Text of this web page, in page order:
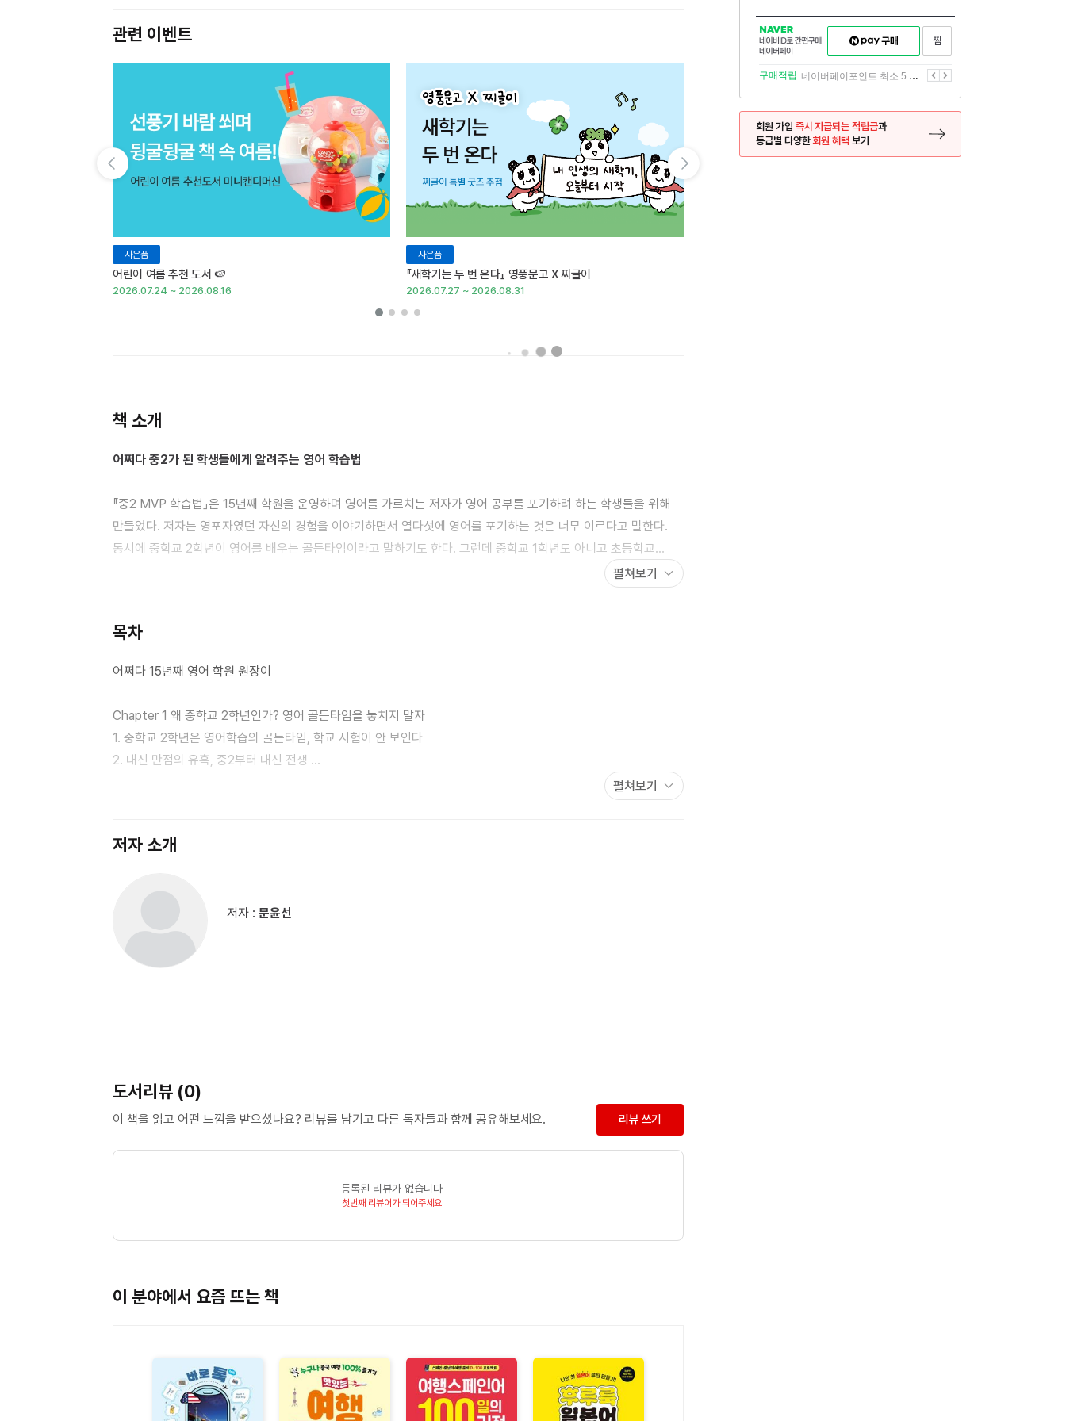
관련 이벤트
사은품
어린이 여름 추천 도서 🍉
2026.07.24 ~ 2026.08.16
사은품
『새학기는 두 번 온다』 영풍문고 X 찌글이
2026.07.27 ~ 2026.08.31
책 소개
어쩌다 중2가 된 학생들에게 알려주는 영어 학습법
『중2 MVP 학습법』은 15년째 학원을 운영하며 영어를 가르치는 저자가 영어 공부를 포기하려 하는 학생들을 위해
만들었다. 저자는 영포자였던 자신의 경험을 이야기하면서 열다섯에 영어를 포기하는 것은 너무 이르다고 말한다.
동시에 중학교 2학년이 영어를 배우는 골든타임이라고 말하기도 한다. 그런데 중학교 1학년도 아니고 초등학교
6학년도 아닌, 왜 중학교 2학년이 영어 공부의 골든타임일까? 저자가 말하는 영어 골든타임의 이유를 알아보자.
현재 초등학교는 영어 과목의 정기고사가 없고 중학교 1학년도 자유학기제이기에 학생들은 중학교 2학년이
때부터 영어학원을 다녔고, 학교 영어도 어렵지 않다고 말하는 학생들이 정작 시험을 보면 동사도 찾지 못하는
포기한다. 저자는 그런 학생들을 직접 보고 가르치며 골든타임을 놓치지 않도록, 학생들이 영어를 더 쉽게 공부할 수
있도록 MVP 학습법을 개발했다.
수 있다고 경고한다. 영어 교과서를 스스로 해석하기 힘들거나 시험에서 아쉬운 점수를 받았다면 빠른 응급처치가
펼쳐보기
목차
어쩌다 15년째 영어 학원 원장이
Chapter 1 왜 중학교 2학년인가? 영어 골든타임을 놓치지 말자
1. 중학교 2학년은 영어학습의 골든타임, 학교 시험이 안 보인다
2. 내신 만점의 유혹, 중2부터 내신 전쟁
Chapter 2 꾸준히! 그리고 높은 단계까지! 가장 빠른 영어 성공 로드맵
3. 영어 성공 프로젝트! 나만의 영어학습 로드맵
5. 당장 시험 기간이다!
4. 리얼 성적 향상 프로젝트, 영문법 문제집 정복 (1달 플랜)
5. 나만의 영문법 보물지도 만들기!
Chapter 5 MVP 학습법 : 패키지 독해(Package Reading)로 독해 공부! 인생 공부!
3. 수준별 독해 공부, 스스로 읽어내기!
4. 교과서가 독해의 기준이다! 디지털교과서 학습법
펼쳐보기
저자 소개
저자 : 문윤선
도서리뷰 (0)
이 책을 읽고 어떤 느낌을 받으셨나요? 리뷰를 남기고 다른 독자들과 함께 공유해보세요. 리뷰 쓰기
등록된 리뷰가 없습니다
첫번째 리뷰어가 되어주세요
이 분야에서 요즘 뜨는 책
NAVER
네이버
ID로
간편구매
네이버페이
구매하기
이전
구매적립 네이버페이포인트 최소 5.5% 적립 다음
회원 가입 즉시 지급되는 적립금과
등급별 다양한회원 혜택 보기